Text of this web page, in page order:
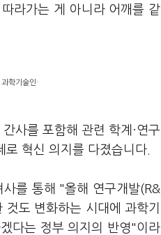
라가는 게 아니라 어깨를 같
학기술인·
사를 포함해 관련 학계·연구
혁신 의지를 다졌습니다.
를 통해 "올해 연구개발(R&
도 변화하는 시대에 과학기
다는 정부 의지의 반영"이라